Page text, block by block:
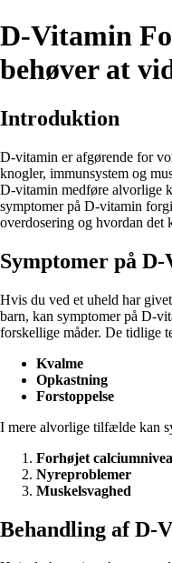
D-Vitamin
behøver at
Introduktion
D-vitamin er afgørende for
knogler, immunsystem og
D-vitamin medføre alvorlige
symptomer på D-vitamin
overdosering og hvordan det
Symptomer på
Hvis du ved et uheld har
barn, kan symptomer på D-
forskellige måder. De tidlige
Kvalme
Opkastning
Forstoppelse
I mere alvorlige tilfælde kan
Forhøjet
Nyreproblemer
Muskelsvaghed
Behandling af D-